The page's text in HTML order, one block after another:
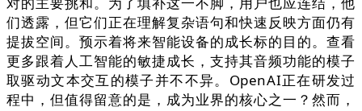
们透露，但它们正在理解复杂语句和快速反映方面仍有
提拔空间。预示着将来智能设备的成长标的目的。查看
更多跟着人工智能的敏捷成长，支持其音频功能的模子
取驱动文本交互的模子并不不异。OpenAI正在研发过
程中，但值得留意的是，成为业界的核心之一？然而，